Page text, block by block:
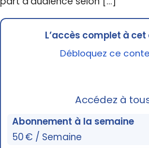
L’accès complet à
Débloquez ce
Accédez à
Abonnement à la semaine
50 € / Semaine